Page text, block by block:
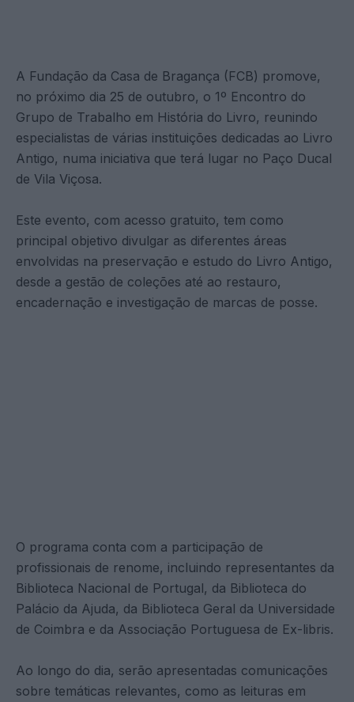
A Fundação da Casa de Bragança (FCB) promove,
no próximo dia 25 de outubro, o 1º Encontro do
Grupo de Trabalho em História do Livro, reunindo
especialistas de várias instituições dedicadas ao Livro
Antigo, numa iniciativa que terá lugar no Paço Ducal
de Vila Viçosa.
Este evento, com acesso gratuito, tem como
principal objetivo divulgar as diferentes áreas
envolvidas na preservação e estudo do Livro Antigo,
desde a gestão de coleções até ao restauro,
encadernação e investigação de marcas de posse.
O programa conta com a participação de
profissionais de renome, incluindo representantes da
Biblioteca Nacional de Portugal, da Biblioteca do
Palácio da Ajuda, da Biblioteca Geral da Universidade
de Coimbra e da Associação Portuguesa de Ex-libris.
Ao longo do dia, serão apresentadas comunicações
sobre temáticas relevantes, como as leituras em